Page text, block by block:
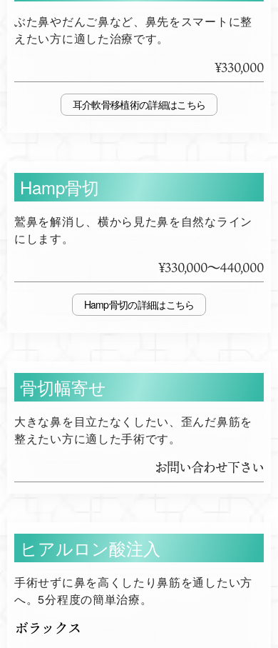
ぶた鼻やだんご鼻など、鼻先をスマートに整
えたい方に適した治療です。
¥330,000
耳介軟骨移植術
Hamp骨切
鷲鼻を解消し、横から見た鼻を自然なライン
にします。
¥330,000～440,000
Hamp骨切
骨切幅寄せ
大きな鼻を目立たなくしたい、歪んだ鼻筋を
整えたい方に適した手術です。
お問い合わせ下さい
ヒアルロン酸注入
手術せずに鼻を高くしたり鼻筋を通したい方
へ。5分程度の簡単治療。
ボラックス